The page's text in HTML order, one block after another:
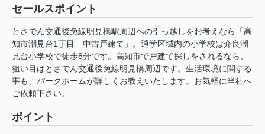
セールスポイント
とさでん交通後免線明見橋駅周辺への引っ越しをお考えなら「高
知市潮見台1丁目 中古戸建て」。通学区域内の小学校は介良潮
見台小学校で徒歩8分です。高知市で戸建て探しをされるなら、
狙い目はとさでん交通後免線明見橋周辺です。生活環境に関する
事も、パークホームが詳しくお教えいたします。お気軽に当社へ
ご依頼下さい。
ポイント